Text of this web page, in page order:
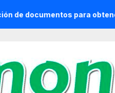
para obtener La Catilla